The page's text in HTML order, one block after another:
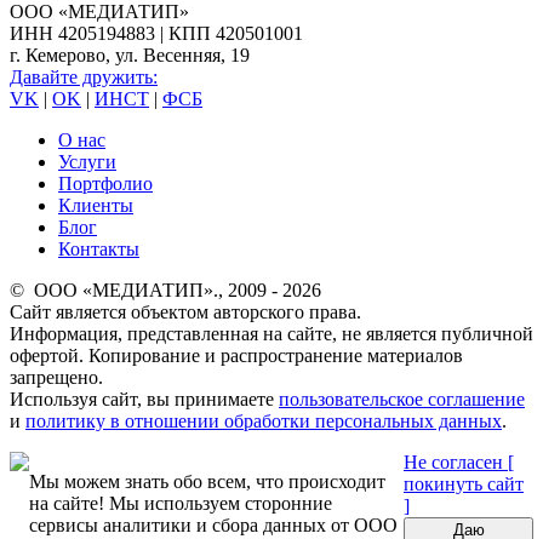
ООО «МЕДИАТИП»
ИНН 4205194883 | КПП 420501001
г. Кемерово, ул. Весенняя, 19
Давайте дружить:
VK | OK | ИНСТ | ФСБ
О нас
Услуги
Портфолио
Клиенты
Блог
Контакты
© ООО «МЕДИАТИП»., 2009 - 2026
Сайт является объектом авторского права.
Информация, представленная на сайте, не является публичной
офертой. Копирование и распространение материалов
запрещено.
Используя сайт, вы принимаете пользовательское соглашение
и политику в отношении обработки персональных данных.
Мы можем знать обо всем, что происходит
на сайте! Мы используем сторонние
сервисы аналитики и сбора данных от ООО
Не согласен [
покинуть сайт
]
Даю